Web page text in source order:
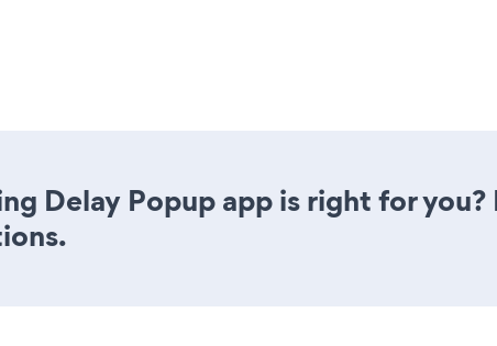
Delay Popup app is right for